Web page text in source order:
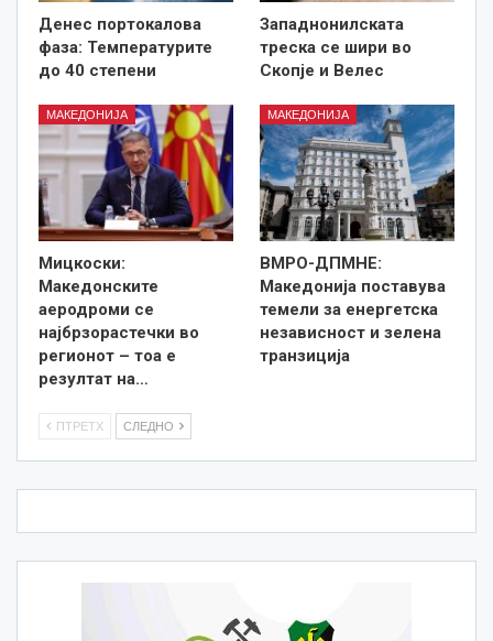
Денес портокалова
фаза: Температурите
до 40 степени
Западнонилската
треска се шири во
Скопје и Велес
МАКЕДОНИЈА
Мицкоски:
Македонските
аеродроми се
најбрзорастечки во
регионот – тоа е
резултат на…
МАКЕДОНИЈА
ВМРО-ДПМНЕ:
Македонија поставува
темели за енергетска
независност и зелена
транзиција
ПТРЕТХ СЛЕДНО